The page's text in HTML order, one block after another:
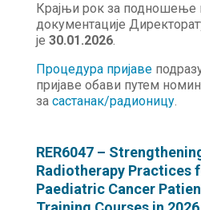
Крајњи рок за подношење
документације
је 30.01.2026.
Процедура пријаве
пријаве обави путем
за састанак/радионицу.
RER6047 –
Radiotherapy Practices
Paediatric Cancer